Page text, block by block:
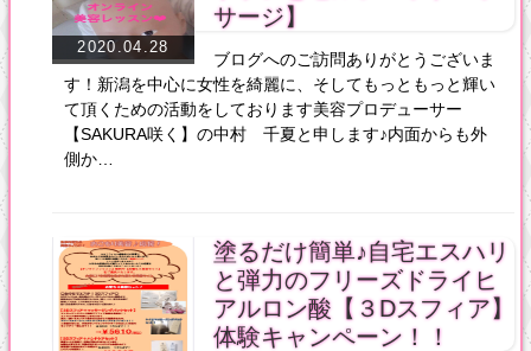
2020.04.28
サージ】
ブログへのご訪問ありがとうございま
す！新潟を中心に女性を綺麗に、そしてもっともっと輝い
て頂くための活動をしております美容プロデューサー
【SAKURA咲く】の中村 千夏と申します♪内面からも外
側か…
塗るだけ簡単♪自宅エスハリ
と弾力のフリーズドライヒ
アルロン酸【３Dスフィア】
体験キャンペーン！！